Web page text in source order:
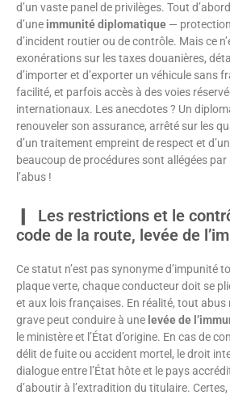
d’un vaste panel de privilèges. Tout
d’une immunité diplomatique —
d’incident routier ou de contrôle. Mais ce
exonérations sur les taxes douanières,
d’importer et d’exporter un véhicule sans
facilité, et parfois accès à des voies
internationaux. Les anecdotes ? Un
renouveler son assurance, arrêté sur les
d’un traitement empreint de respect et
beaucoup de procédures sont allégées
l’abus !
Les restrictions et le
code de la route, levée de
Ce statut n’est pas synonyme d’impunité
plaque verte, chaque conducteur doit se
et aux lois françaises. En réalité, tout
grave peut conduire à une levée de
le ministère et l’État d’origine. En cas de
délit de fuite ou accident mortel, le droit
dialogue entre l’État hôte et le pays
d’aboutir à l’extradition du titulaire.